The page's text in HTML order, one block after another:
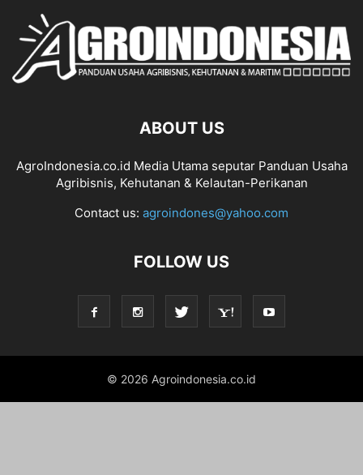
ABOUT US
AgroIndonesia.co.id Media Utama seputar Panduan Usaha
Agribisnis, Kehutanan & Kelautan-Perikanan
Contact us: agroindones@yahoo.com
FOLLOW US
© 2026 Agroindonesia.co.id